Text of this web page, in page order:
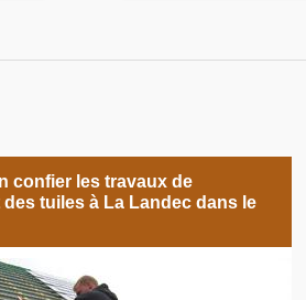
confier les travaux de
tuiles à La Landec dans le